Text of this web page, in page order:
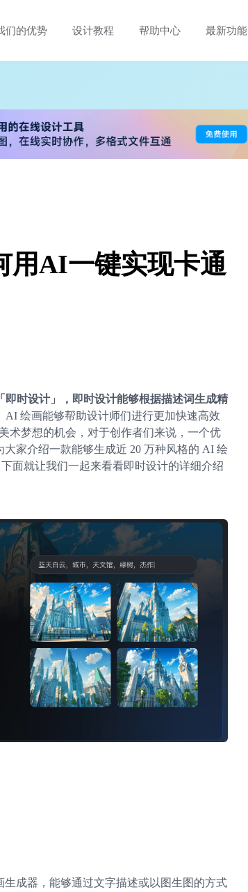
们的优势 设计教程 帮助中心 最新功能
用AI一键实现卡通
即时设计」，即时设计能够根据描述词生成精
AI 绘画能够帮助设计师们进行更加快速高效
术梦想的机会，对于创作者们来说，一个优
家介绍一款能够生成近 20 万种风格的 AI 绘
面就让我们一起来看看即时设计的详细介绍
成器，能够通过文字描述或以图生图的方式